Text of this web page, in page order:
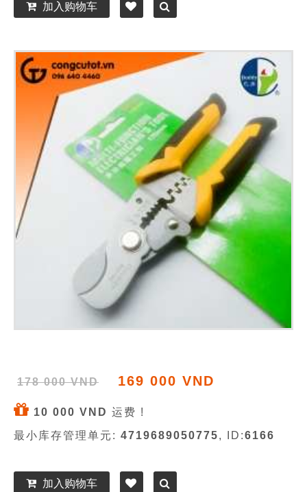
加入购物车
178 000 VND 169 000 VND
10 000 VND 运费 !
最小库存管理单元: 4719689050775, ID:6166
加入购物车